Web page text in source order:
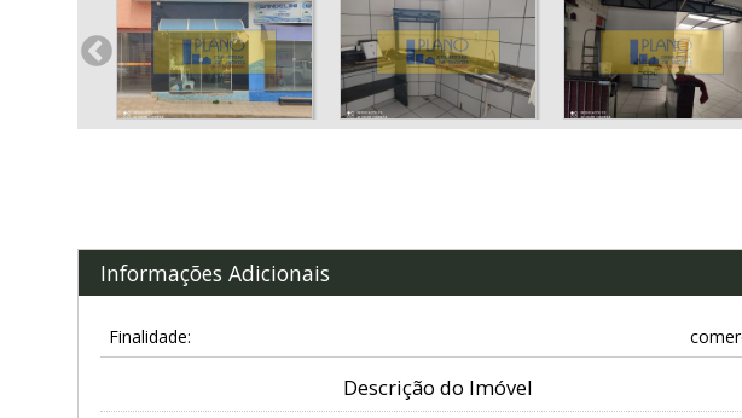
Informações Adicionais
Finalidade:
Descrição do Imóvel